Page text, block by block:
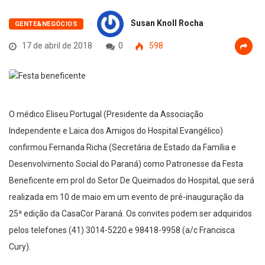
GENTE&NEGÓCIOS Susan Knoll Rocha
17 de abril de 2018 0 598
O médico Eliseu Portugal (Presidente da Associação
Independente e Laica dos Amigos do Hospital Evangélico)
confirmou Fernanda Richa (Secretária de Estado da Família e
Desenvolvimento Social do Paraná) como Patronesse da Festa
Beneficente em prol do Setor De Queimados do Hospital, que será
realizada em 10 de maio em um evento de pré-inauguração da
25ª edição da CasaCor Paraná. Os convites podem ser adquiridos
pelos telefones (41) 3014-5220 e 98418-9958 (a/c Francisca
Cury).